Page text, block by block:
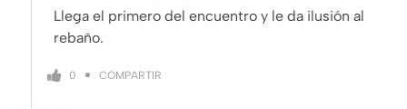
Llega el primero del encuentro y le da ilusión al
rebaño.
0 COMPARTIR